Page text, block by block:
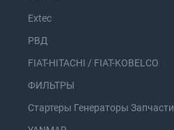
Extec
РВД
FIAT-HITACHI / FIAT-KOBELCO
ФИЛЬТРЫ
Стартеры Генераторы Запчасти